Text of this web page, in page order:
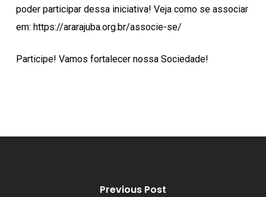
poder participar dessa iniciativa! Veja como se associar
em: https://ararajuba.org.br/associe-se/
Participe! Vamos fortalecer nossa Sociedade!
Previous Post